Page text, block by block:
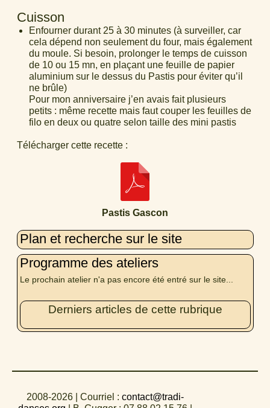
Cuisson
Enfourner durant 25 à 30 minutes (à surveiller, car
cela dépend non seulement du four, mais également
du moule. Si besoin, prolonger le temps de cuisson
de 10 ou 15 mn, en plaçant une feuille de papier
aluminium sur le dessus du Pastis pour éviter qu’il
ne brûle)
Pour mon anniversaire j’en avais fait plusieurs
petits : même recette mais faut couper les feuilles de
filo en deux ou quatre selon taille des mini pastis
Télécharger cette recette :
Pastis Gascon
Plan et recherche sur le site
Programme des ateliers
Le prochain atelier n'a pas encore été entré sur le site...
Derniers articles de cette rubrique
2008-2026 | Courriel : contact@tradi-